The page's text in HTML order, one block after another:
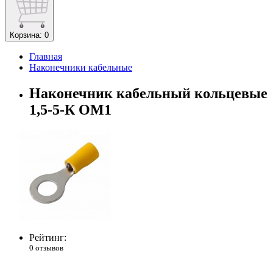
Корзина: 0
Главная
Наконечники кабельные
Наконечник кабельный кольцевые
1,5-5-К ОМ1
Рейтинг:
0 отзывов